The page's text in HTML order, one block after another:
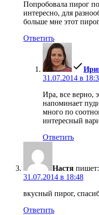
Попробовала пирог
интересно, для
больше мне этот
Ответить
31.07.2014 в
Ира, все верно,
напоминает
много по
интересный
Ответить
Настя пишет:
31.07.2014 в 18:48
вкусный пирог,
Ответить